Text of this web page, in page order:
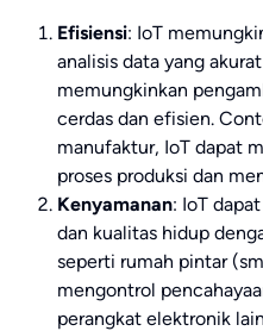
Efisiensi: IoT
analisis data yang
memungkinkan
cerdas dan efisien.
manufaktur, IoT dapat
proses produksi dan
Kenyamanan: IoT
dan kualitas hidup
seperti rumah pintar
mengontrol
perangkat elektronik